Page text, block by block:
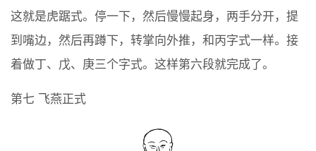
这就是虎踞式。停一下，然后慢慢起身，两手分开，提
到嘴边，然后再蹲下，转掌向外推，和丙字式一样。接
着做丁、戊、庚三个字式。这样第六段就完成了。
第七 飞燕正式